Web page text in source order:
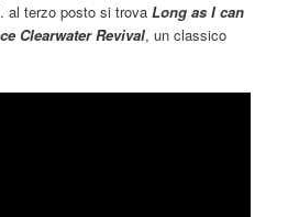
al terzo posto si trovaLong as I can
Clearwater Revival, un classico